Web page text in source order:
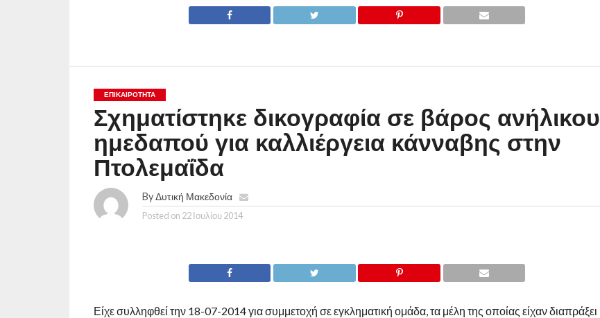
ΕΠΙΚΑΙΡΟΤΗΤΑ
Σχηματίστηκε δικογραφία σε βάρος ανήλικου
ημεδαπού για καλλιέργεια κάνναβης στην
Πτολεμαΐδα
ByΔυτική Μακεδονία
Posted on 22 Ιουλίου 2014
Είχε συλληφθεί την 18-07-2014 για συμμετοχή σε εγκληματική ομάδα, τα μέλη της οποίας είχαν διαπράξει